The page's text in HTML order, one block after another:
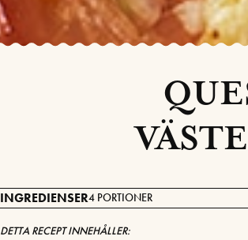
INGREDIENSER4 PORTIONER
DETTA RECEPT INNEHÅLLER: